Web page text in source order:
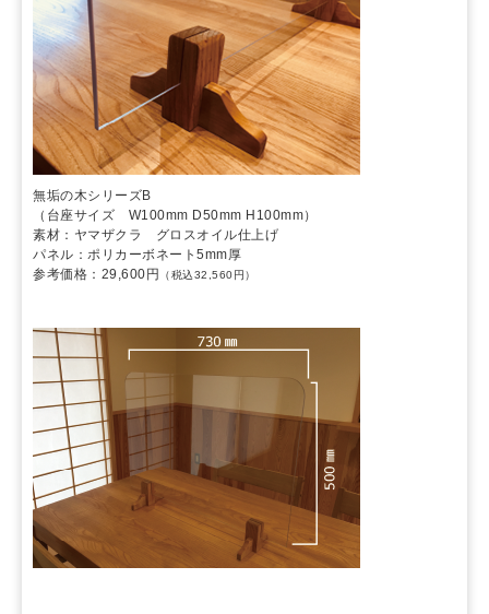
無垢の木シリーズB
（台座サイズ W100mm D50mm H100mm）
素材：ヤマザクラ グロスオイル仕上げ
パネル：ポリカーボネート5mm厚
参考価格：29,600円 （税込32,560円）